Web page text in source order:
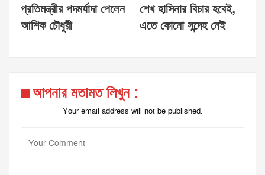
প্রতিমন্ত্রীর পদমর্যাদা পেলেন
আশিক চৌধুরী
শেখ হাসিনার বিচার হবেই,
এতে কোনো সন্দেহ নেই
আপনার মতামত লিখুন :
Your email address will not be published.